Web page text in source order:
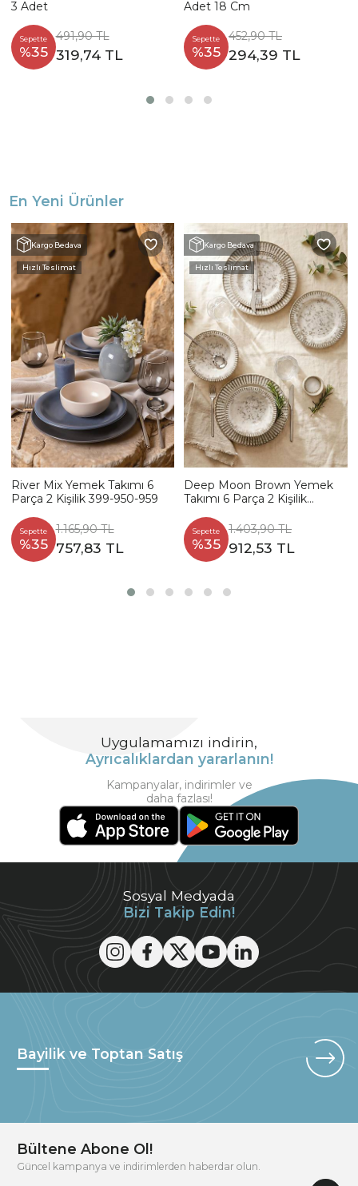
3 Adet
Sepette
%35
491,90 TL
319,74 TL
Adet 18 Cm
Sepette
%35
452,90 TL
294,39 TL
En Yeni Ürünler
Kargo Bedava
Hızlı Teslimat
River Mix Yemek Takımı 6
Parça 2 Kişilik 399-950-959
Sepette
%35
1.165,90 TL
757,83 TL
Kargo Bedava
Hızlı Teslimat
Deep Moon Brown Yemek
Takımı 6 Parça 2 Kişilik
Sepette
%35
1.403,90 TL
912,53 TL
Sosyal Medyada
Bizi Takip Edin!
Uygulamamızı indirin,
Ayrıcalıklardan yararlanın!
Kampanyalar, indirimler ve
daha fazlası!
Bayilik ve Toptan Satış
Bültene Abone Ol!
Güncel kampanya ve indirimlerden haberdar olun.